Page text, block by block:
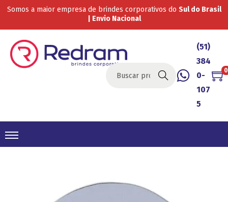
Somos a maior empresa de brindes corporativos do Sul do Brasil
| Envio Nacional
Buscar
(51)
384
0-
107
5
0